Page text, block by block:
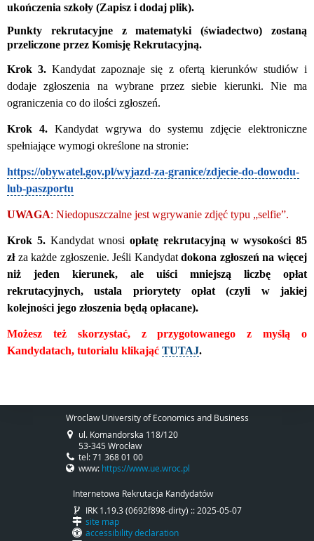
ukończenia szkoły (Zapisz i dodaj plik).
Punkty rekrutacyjne z matematyki (świadectwo) zostaną
przeliczone przez Komisję Rekrutacyjną.
Krok 3. Kandydat zapoznaje się z ofertą kierunków studiów i
dodaje zgłoszenia na wybrane przez siebie kierunki. Nie ma
ograniczenia co do ilości zgłoszeń.
Krok 4. Kandydat wgrywa do systemu zdjęcie elektroniczne
spełniające wymogi określone na stronie:
https://obywatel.gov.pl/wyjazd-za-granice/zdjecie-do-dowodu-
lub-paszportu
UWAGA: Niedopuszczalne jest wgrywanie zdjęć typu „selfie”.
Krok 5.Kandydat wnosi opłatę rekrutacyjną w wysokości 85
złza każde zgłoszenie. Jeśli Kandydatdokona zgłoszeń na więcej
niż jeden kierunek, ale uiści mniejszą liczbę opłat
rekrutacyjnych, ustala priorytety opłat (czyli w jakiej
kolejności jego złoszenia będą opłacane).
Możesz też skorzystać, z przygotowanego z myślą o
Kandydatach, tutorialu klikająć TUTAJ.
Wroclaw University of Economics and Business
ul. Komandorska 118/120
53-345 Wrocław
tel: 71 368 01 00
www: https://www.ue.wroc.pl
Internetowa Rekrutacja Kandydatów
IRK 1.19.3 (0692f898-dirty) :: 2025-05-07
site map
accessibility declaration